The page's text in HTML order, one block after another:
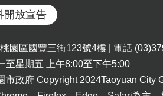
開放宣告
園區國豐三街123號4樓 | 電話
至星期五 上午8:00至下午5:00
市政府 Copyright 2024Taoyuan City